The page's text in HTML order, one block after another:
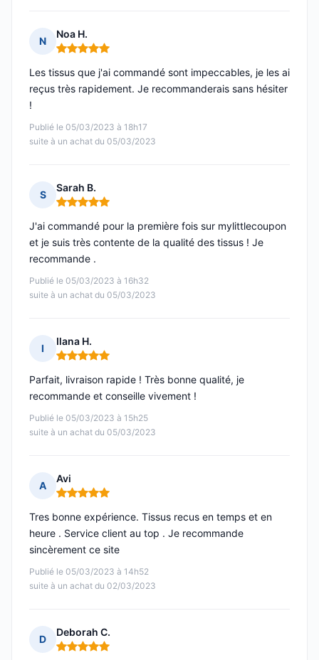
N
Noa H.
Note : 5 sur 5
Publié le 05/03/2023 à 18h17
suite à un achat du 05/03/2023
Les tissus que j'ai commandé sont impeccables, je les ai
reçus très rapidement. Je recommanderais sans hésiter
!
S
Sarah B.
Note : 5 sur 5
Publié le 05/03/2023 à 16h32
suite à un achat du 05/03/2023
J'ai commandé pour la première fois sur mylittlecoupon
et je suis très contente de la qualité des tissus ! Je
recommande .
I
Ilana H.
Note : 5 sur 5
Publié le 05/03/2023 à 15h25
suite à un achat du 05/03/2023
Parfait, livraison rapide ! Très bonne qualité, je
recommande et conseille vivement !
A
Avi
Note : 5 sur 5
Publié le 05/03/2023 à 14h52
suite à un achat du 02/03/2023
Tres bonne expérience. Tissus recus en temps et en
heure . Service client au top . Je recommande
sincèrement ce site
D
Deborah C.
Note : 5 sur 5